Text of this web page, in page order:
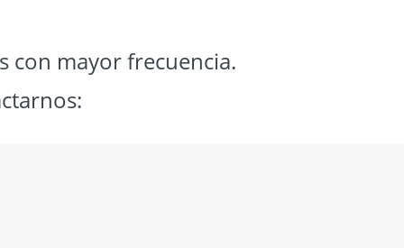
con mayor frecuencia.